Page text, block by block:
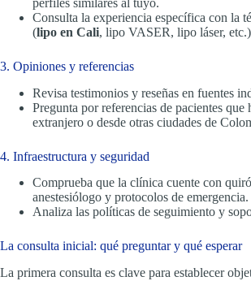
Consulta la experiencia específica con la
(lipo en Cali, lipo VASER, lipo láser,
3. Opiniones y referencias
Revisa testimonios y reseñas en fuentes
Pregunta por referencias de pacientes que
extranjero o desde otras ciudades de
4. Infraestructura y seguridad
Comprueba que la clínica cuente con
anestesiólogo y protocolos de emergencia.
Analiza las políticas de seguimiento y
La consulta inicial: qué preguntar y qué esperar
La primera consulta es clave para establecer